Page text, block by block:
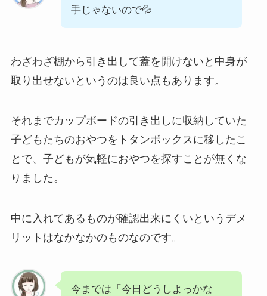
手じゃないので💦
わざわざ棚から引き出して蓋を開けないと中身が
取り出せないというのは良い点もあります。
それまでカップボードの引き出しに収納していた
子どもたちのおやつをトタンボックスに移したこ
とで、子どもが気軽におやつを探すことが無くな
りました。
中に入れてあるものが確認出来にくいというデメ
リットはなかなかのものなのです。
今までは「今日どうしよっかな